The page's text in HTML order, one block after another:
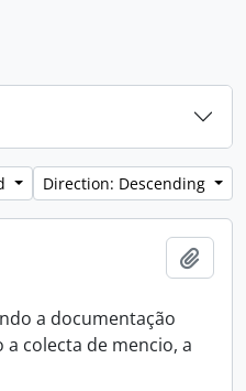
Direction: Descending
a documentação
colecta de mencio, a